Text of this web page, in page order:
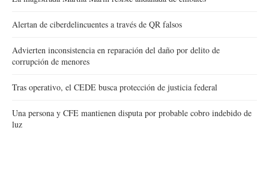
Alertan de ciberdelincuentes a través de QR falsos
Advierten inconsistencia en reparación del daño por delito de
corrupción de menores
Tras operativo, el CEDE busca protección de justicia federal
Una persona y CFE mantienen disputa por probable cobro indebido de
luz